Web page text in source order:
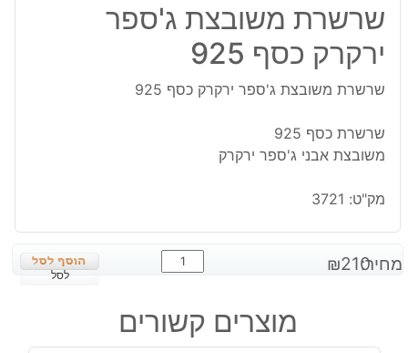
שרשרת משובצת ג'ספר
ירקרק כסף 925
שרשרת משובצת ג'ספר ירקרק כסף 925
שרשרת כסף 925
משובצת אבני ג'ספר ירקרק
מק"ט: 3721
מחיר: ₪210
כמות
של
משובצת
ג'ספר
לסל
מוצרים קשורים